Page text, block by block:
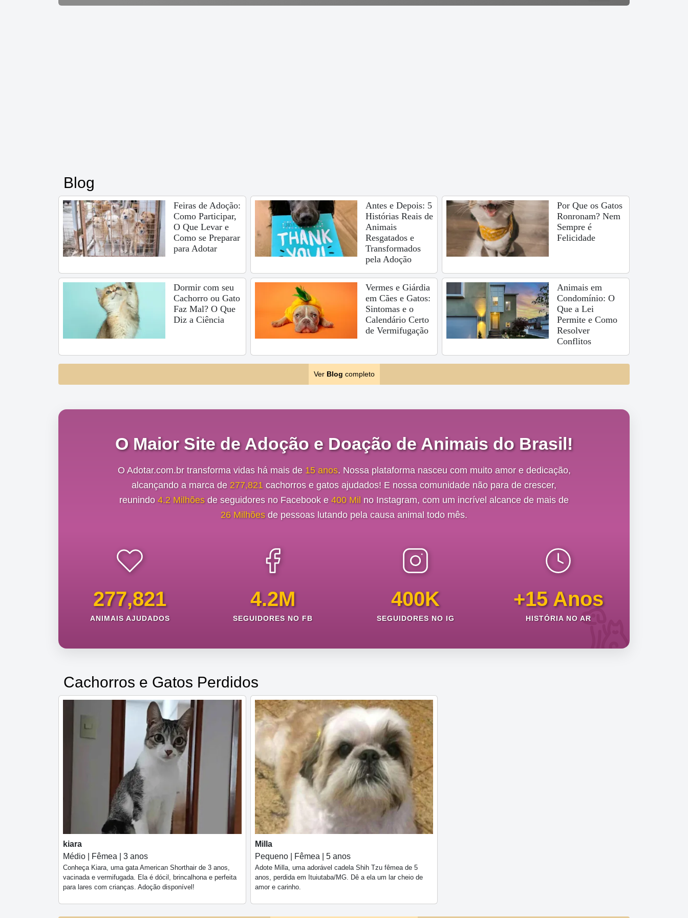
Blog
Feiras de Adoção:
Como Participar,
O Que Levar e
Como se Preparar
para Adotar
Antes e Depois: 5
Histórias Reais de
Animais
Resgatados e
Transformados
pela Adoção
Por Que os Gatos
Ronronam? Nem
Sempre é
Felicidade
Dormir com seu
Cachorro ou Gato
Faz Mal? O Que
Diz a Ciência
Vermes e Giárdia
em Cães e Gatos:
Sintomas e o
Calendário Certo
de Vermifugação
Animais em
Condomínio: O
Que a Lei
Permite e Como
Resolver
Conflitos
Ver Blog completo
O Maior Site de Adoção e Doação de Animais do Brasil!
O Adotar.com.br transforma vidas há mais de 15 anos. Nossa plataforma nasceu com muito amor e dedicação,
alcançando a marca de 277,821 cachorros e gatos ajudados! E nossa comunidade não para de crescer,
reunindo 4.2 Milhõesde seguidores no Facebook e 400 Mil no Instagram, com um incrível alcance de mais de
26 Milhõesde pessoas lutando pela causa animal todo mês.
277,821
ANIMAIS AJUDADOS
4.2M
SEGUIDORES NO FB
400K
SEGUIDORES NO IG
+15 Anos
HISTÓRIA NO AR
Cachorros e Gatos Perdidos
kiara
Médio | Fêmea | 3 anos
Conheça Kiara, uma gata American Shorthair de 3 anos,
vacinada e vermifugada. Ela é dócil, brincalhona e perfeita
para lares com crianças. Adoção disponível!
Milla
Pequeno | Fêmea | 5 anos
Adote Milla, uma adorável cadela Shih Tzu fêmea de 5
anos, perdida em Ituiutaba/MG. Dê a ela um lar cheio de
amor e carinho.